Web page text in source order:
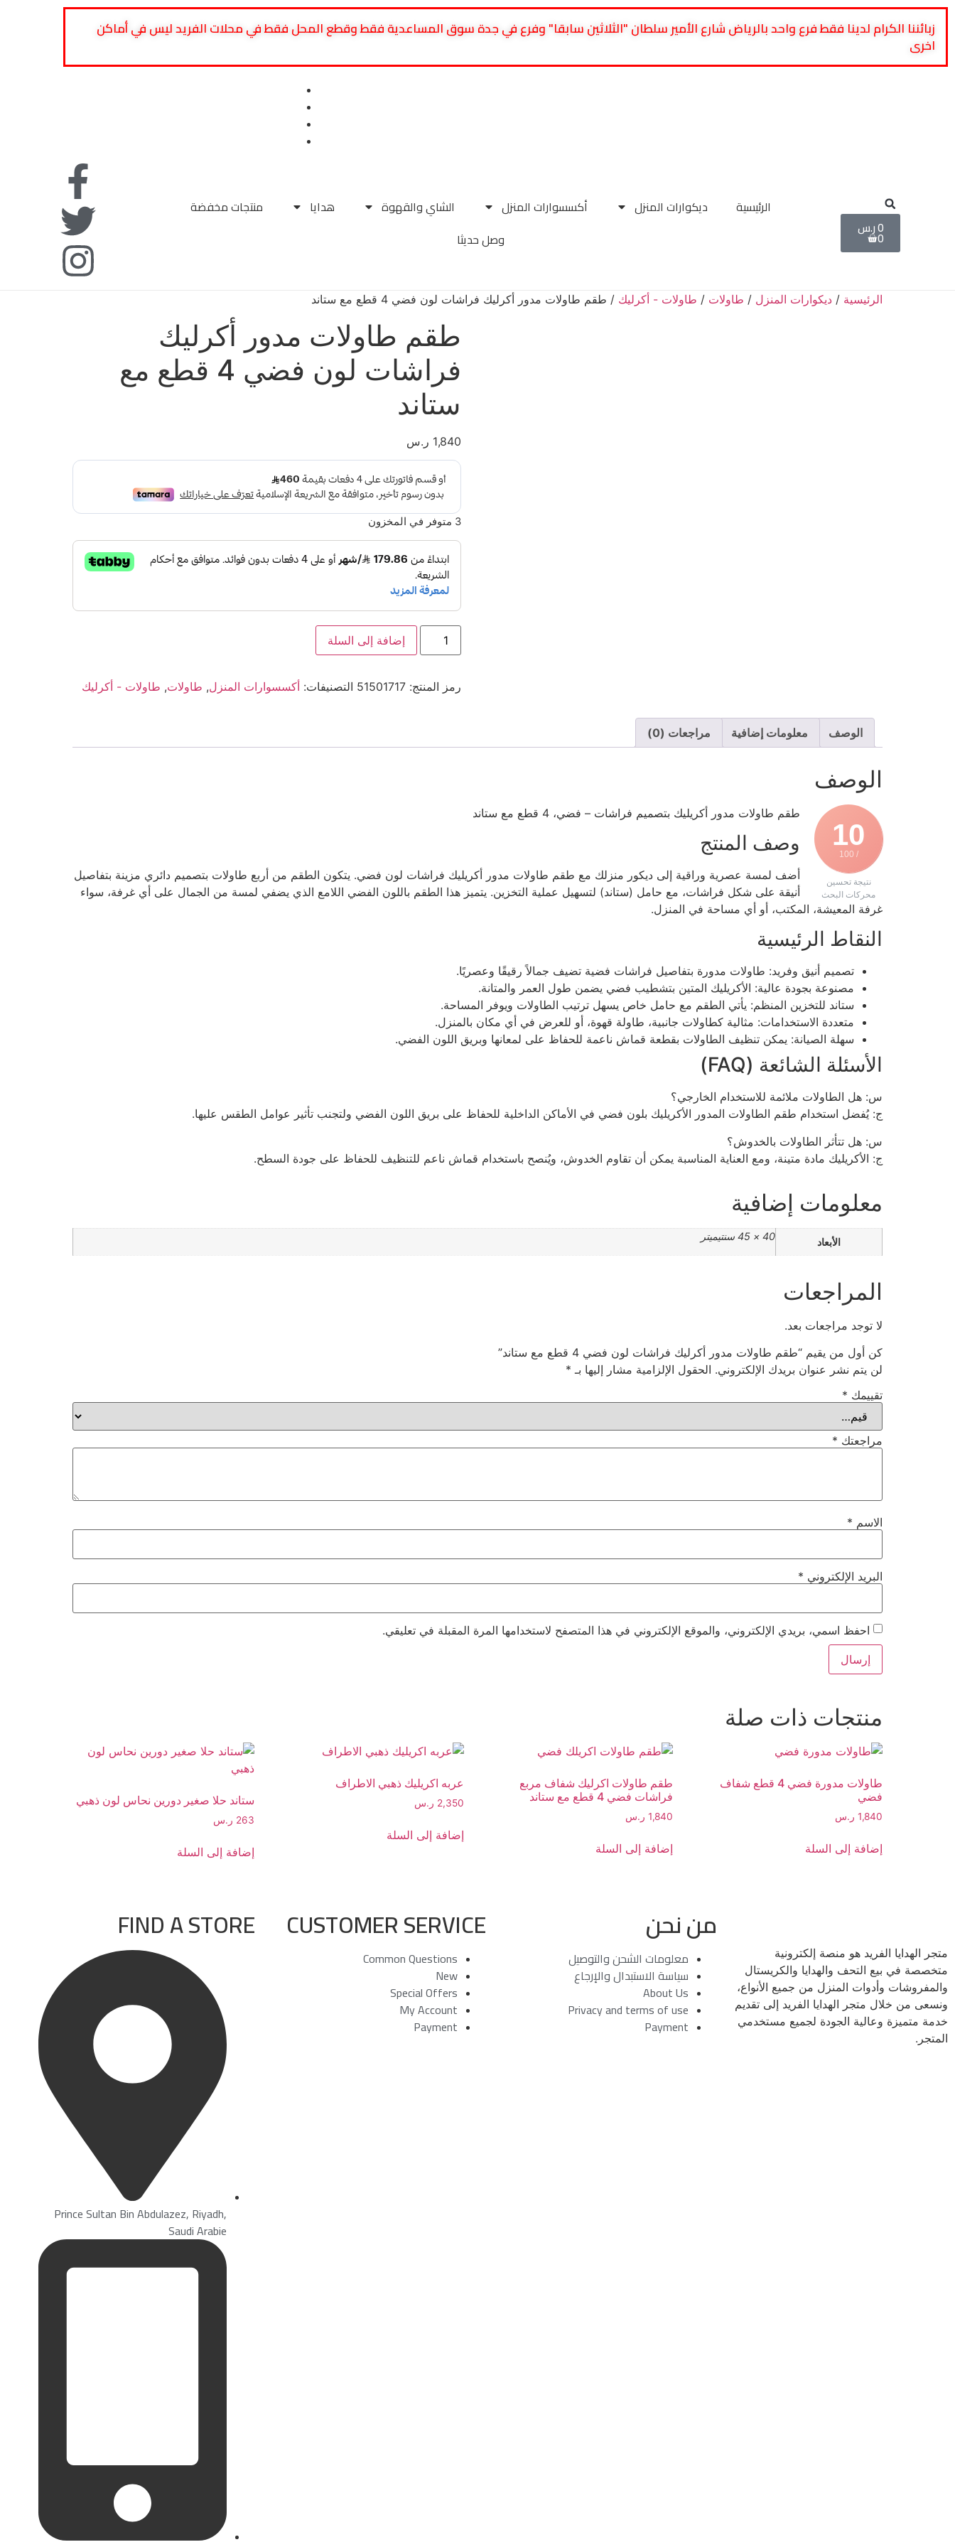
زبائننا الكرام لدينا فقط فرع واحد بالرياض شارع الأمير سلطان "الثلاثين سابقا" وفرع في جدة سوق المساعدية فقط وقطع المحل فقط في محلات الفريد ليس في أماكن
اخرى
0ر.س
0
الرئيسية ديكوارات المنزل أكسسوارات المنزل الشاي والقهوة هدايا
منتجات مخفضة
وصل حديثا
الرئيسية / ديكوارات المنزل / طاولات / طاولات - أكرليك / طقم طاولات مدور أكرليك فراشات لون فضي 4 قطع مع ستاند
طقم طاولات مدور أكرليك
فراشات لون فضي 4 قطع مع
ستاند
1,840 ر.س
3 متوفر في المخزون
إضافة إلى السلة
رمز المنتج: 51501717 التصنيفات: أكسسوارات المنزل, طاولات, طاولات - أكرليك
الوصف معلومات إضافية مراجعات (0)
الوصف
10
/ 100
نتيجة تحسين
محركات البحث
طقم طاولات مدور أكريليك بتصميم فراشات – فضي، 4 قطع مع ستاند
وصف المنتج
أضف لمسة عصرية وراقية إلى ديكور منزلك مع طقم طاولات مدور أكريليك فراشات لون فضي. يتكون الطقم من أربع طاولات بتصميم دائري مزينة بتفاصيل
أنيقة على شكل فراشات، مع حامل (ستاند) لتسهيل عملية التخزين. يتميز هذا الطقم باللون الفضي اللامع الذي يضفي لمسة من الجمال على أي غرفة، سواء
غرفة المعيشة، المكتب، أو أي مساحة في المنزل.
النقاط الرئيسية
تصميم أنيق وفريد: طاولات مدورة بتفاصيل فراشات فضية تضيف جمالاً رقيقًا وعصريًا.
مصنوعة بجودة عالية: الأكريليك المتين بتشطيب فضي يضمن طول العمر والمتانة.
ستاند للتخزين المنظم: يأتي الطقم مع حامل خاص يسهل ترتيب الطاولات ويوفر المساحة.
متعددة الاستخدامات: مثالية كطاولات جانبية، طاولة قهوة، أو للعرض في أي مكان بالمنزل.
سهلة الصيانة: يمكن تنظيف الطاولات بقطعة قماش ناعمة للحفاظ على لمعانها وبريق اللون الفضي.
الأسئلة الشائعة (FAQ)
س: هل الطاولات ملائمة للاستخدام الخارجي؟
ج: يُفضل استخدام طقم الطاولات المدور الأكريليك بلون فضي في الأماكن الداخلية للحفاظ على بريق اللون الفضي ولتجنب تأثير عوامل الطقس عليها.
س: هل تتأثر الطاولات بالخدوش؟
ج: الأكريليك مادة متينة، ومع العناية المناسبة يمكن أن تقاوم الخدوش، ويُنصح باستخدام قماش ناعم للتنظيف للحفاظ على جودة السطح.
معلومات إضافية
الأبعاد 40 × 45 سنتيميتر
المراجعات
لا توجد مراجعات بعد.
كن أول من يقيم “طقم طاولات مدور أكرليك فراشات لون فضي 4 قطع مع ستاند”
لن يتم نشر عنوان بريدك الإلكتروني. الحقول الإلزامية مشار إليها بـ *
تقييمك *
مراجعتك *
الاسم *
البريد الإلكتروني *
احفظ اسمي، بريدي الإلكتروني، والموقع الإلكتروني في هذا المتصفح لاستخدامها المرة المقبلة في تعليقي.
منتجات ذات صلة
طاولات مدورة فضي 4 قطع شفاف
فضي
1,840 ر.س
إضافة إلى السلة
طقم طاولات اكرليك شفاف مربع
فراشات فضي 4 قطع مع ستاند
1,840 ر.س
إضافة إلى السلة
عربه اكريليك ذهبي الاطراف
2,350 ر.س
إضافة إلى السلة
ستاند حلا صغير دورين نحاس لون ذهبي
263 ر.س
إضافة إلى السلة
متجر الهدايا الفريد هو منصة إلكترونية
متخصصة في بيع التحف والهدايا والكريستال
والمفروشات وأدوات المنزل من جميع الأنواع،
ونسعى من خلال متجر الهدايا الفريد إلى تقديم
خدمة متميزة وعالية الجودة لجميع مستخدمي
المتجر.
من نحن
معلومات الشحن والتوصيل
سياسة الاستبدال والإرجاع
About Us
Privacy and terms of use
Payment
CUSTOMER SERVICE
Common Questions
New
Special Offers
My Account
Payment
FIND A STORE
Prince Sultan Bin Abdulazez, Riyadh,
Saudi Arabie